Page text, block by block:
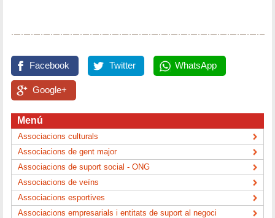
Facebook Twitter WhatsApp
Google+
Menú
Associacions culturals
Associacions de gent major
Associacions de suport social - ONG
Associacions de veïns
Associacions esportives
Associacions empresarials i entitats de suport al negoci